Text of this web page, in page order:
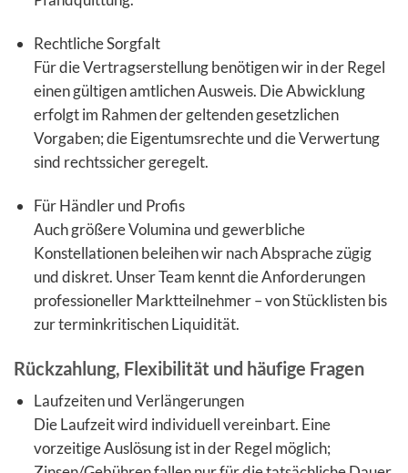
Rechtliche Sorgfalt
Für die Vertragserstellung benötigen wir in der Regel
einen gültigen amtlichen Ausweis. Die Abwicklung
erfolgt im Rahmen der geltenden gesetzlichen
Vorgaben; die Eigentumsrechte und die Verwertung
sind rechtssicher geregelt.
Für Händler und Profis
Auch größere Volumina und gewerbliche
Konstellationen beleihen wir nach Absprache zügig
und diskret. Unser Team kennt die Anforderungen
professioneller Marktteilnehmer – von Stücklisten bis
zur terminkritischen Liquidität.
Rückzahlung, Flexibilität und häufige Fragen
Laufzeiten und Verlängerungen
Die Laufzeit wird individuell vereinbart. Eine
vorzeitige Auslösung ist in der Regel möglich;